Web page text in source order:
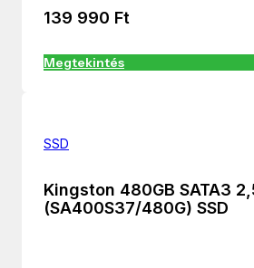
139 990 Ft
Megtekintés
SSD
Kingston 480GB SATA3
(SA400S37/480G) SSD